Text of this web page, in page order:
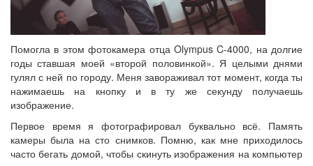
Помогла в этом фотокамера отца Olympus C-4000, на долгие
годы ставшая моей «второй половинкой». Я целыми днями
гулял с ней по городу. Меня завораживал тот момент, когда ты
нажимаешь на кнопку и в ту же секунду получаешь
изображение.
Первое время я фотографировал буквально всё. Память
камеры была на сто снимков. Помню, как мне приходилось
часто бегать домой, чтобы скинуть изображения на компьютер